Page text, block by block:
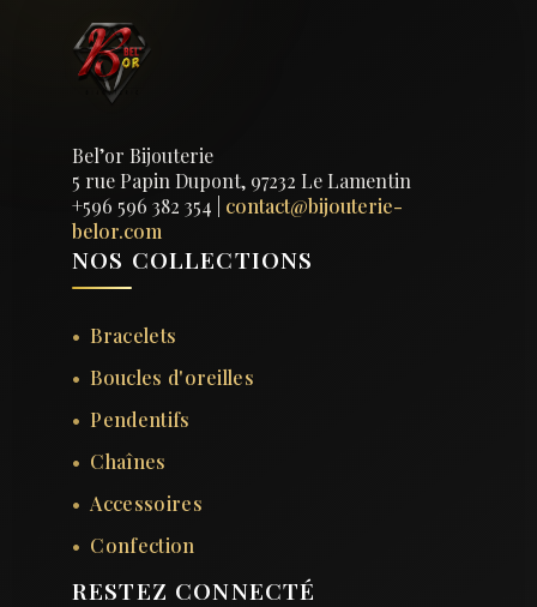
Bel’or Bijouterie
5 rue Papin Dupont, 97232 Le Lamentin
+596 596 382 354
contact@bijouterie-
belor.com
NOS COLLECTIONS
Bracelets
Boucles d'oreilles
Pendentifs
Chaînes
Accessoires
Confection
RESTEZ CONNECTÉ